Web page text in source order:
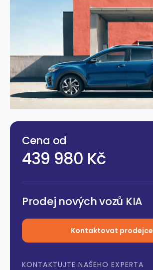
Cena od
439 980 Kč
Prodej nových vozů KIA
Kontaktovat prodejce
KONTAKTUJTE NAŠEHO EXPERTA